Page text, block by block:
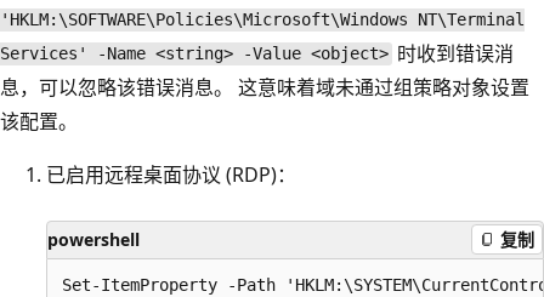
'HKLM:\SOFTWARE\Policies\Microsoft\Windows NT\Terminal
Services' -Name <string> -Value <object> 时收到错误消
息，可以忽略该错误消息。 这意味着域未通过组策略对象设置
该配置。
已启用远程桌面协议 (RDP)：
powershell 复制
Set-ItemProperty -Path